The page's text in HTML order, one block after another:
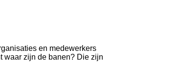
en medewerkers
waar zijn de banen? Die zijn